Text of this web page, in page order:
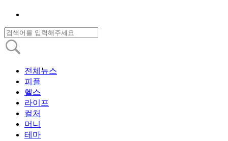
전체뉴스
피플
헬스
라이프
컬처
머니
테마